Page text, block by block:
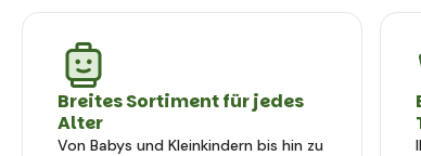
Breites Sortiment für jedes
Alter
Von Babys und Kleinkindern bis hin zu